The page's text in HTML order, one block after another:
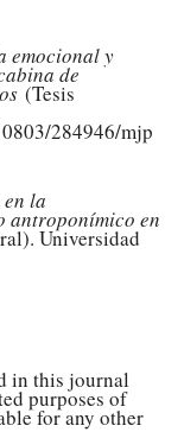
emocional y
de
(Tesis
284946/mjp
la
antroponímico en
Universidad
in this journal
purposes of
for any other